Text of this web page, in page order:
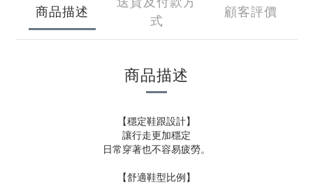
商品描述
式
顧客評價
商品描述
【穩定鞋跟設計】
讓行走更加穩定
日常穿著也不容易疲勞。
【舒適鞋型比例】